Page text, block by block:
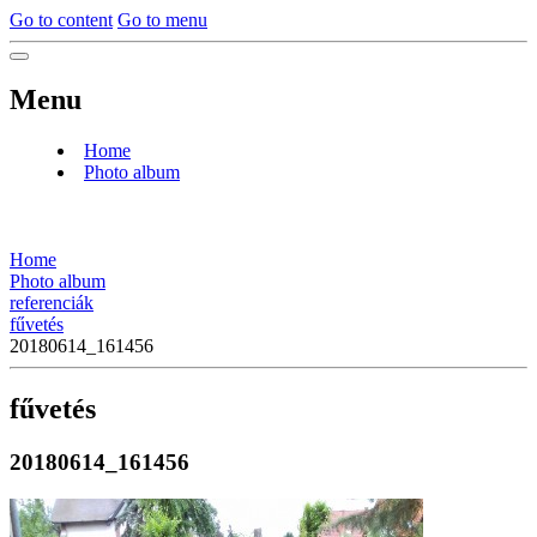
Go to content Go to menu
Menu
Home
Photo album
Home
Photo album
referenciák
fűvetés
20180614_161456
fűvetés
20180614_161456